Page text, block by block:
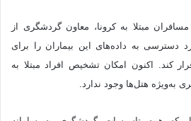
مبتلا به کرونا، معاون گردشگری از
به داده‌های این بیماران را برای
کند. اکنون امکان تشخیص افراد مبتلا به
به‌ویژه هتل‌ها وجود ندارد.